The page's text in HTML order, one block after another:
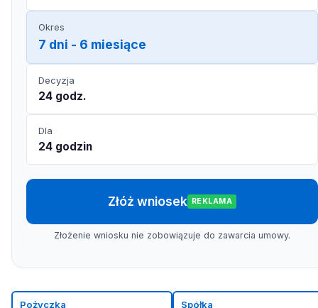
Okres
7 dni - 6 miesiące
Decyzja
24 godz.
Dla
24 godzin
Złóż wniosek REKLAMA
Złożenie wniosku nie zobowiązuje do zawarcia umowy.
Pożyczka Spółka